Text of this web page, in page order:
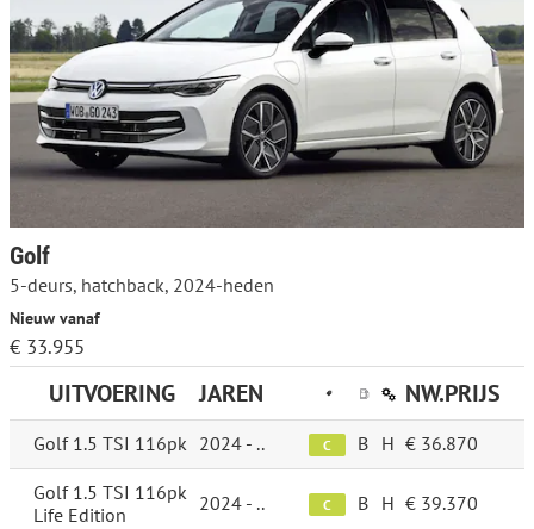
Golf
5-deurs, hatchback, 2024-heden
Nieuw vanaf
€ 33.955
UITVOERING JAREN NW.PRIJS
Golf 1.5 TSI 116pk 2024 - .. C B H € 36.870
Golf 1.5 TSI 116pk
Life Edition
2024 - .. C B H € 39.370